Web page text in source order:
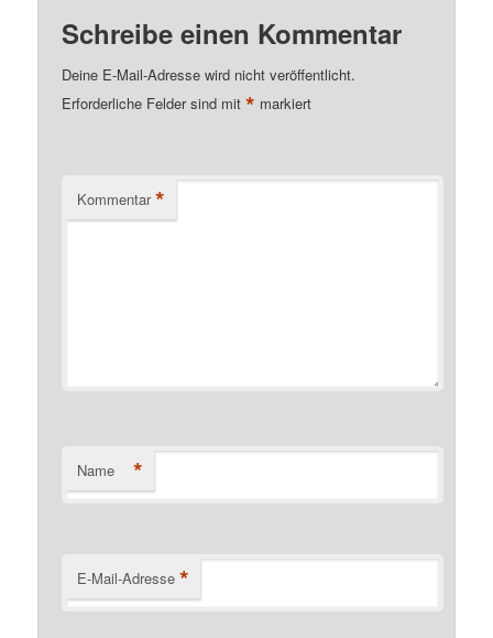
Schreibe einen Kommentar
Deine E-Mail-Adresse wird nicht veröffentlicht.
Erforderliche Felder sind mit* markiert
Kommentar *
Name *
E-Mail-Adresse *